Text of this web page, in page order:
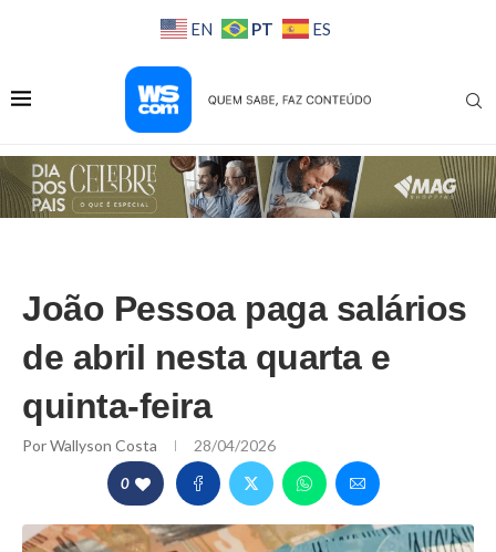
EN PT ES
João Pessoa paga salários
de abril nesta quarta e
quinta-feira
PorWallyson Costa 28/04/2026
0